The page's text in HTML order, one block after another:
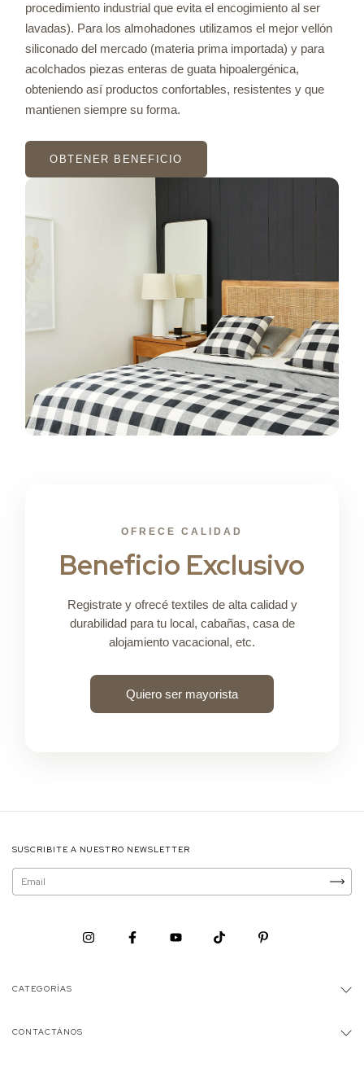
procedimiento industrial que evita el encogimiento al ser
lavadas). Para los almohadones utilizamos el mejor vellón
siliconado del mercado (materia prima importada) y para
acolchados piezas enteras de guata hipoalergénica,
obteniendo así productos confortables, resistentes y que
mantienen siempre su forma.
OBTENER BENEFICIO
OFRECE CALIDAD
Beneficio Exclusivo
Registrate y ofrecé textiles de alta calidad y
durabilidad para tu local, cabañas, casa de
alojamiento vacacional, etc.
Quiero ser mayorista
SUSCRIBITE A NUESTRO NEWSLETTER
CATEGORÍAS
CONTACTÁNOS